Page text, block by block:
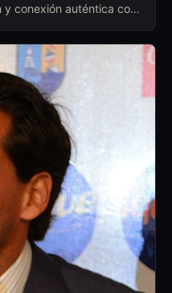
y conexión auténtica con